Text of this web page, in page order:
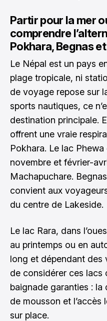
Partir pour la mer
comprendre
Pokhara, Begnas
Le Népal est un pays
plage tropicale, ni
de voyage repose sur
sports nautiques, ce
destination principale.
offrent une vraie
Pokhara. Le lac
novembre et février-
Machapuchare.
convient aux
du centre de Lakeside.
Le lac Rara, dans
au printemps ou en
long et dépendant des
de considérer ces lacs
baignade garanties : la
de mousson et
sur place.